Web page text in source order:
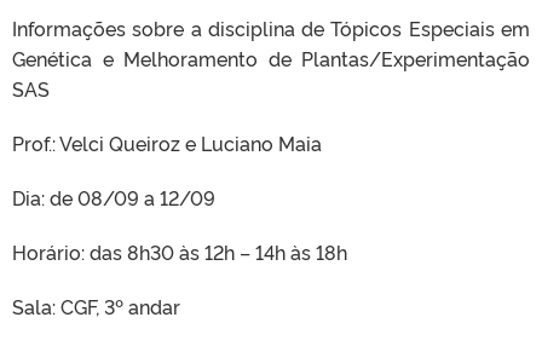
Informações sobre a disciplina de Tópicos Especiais em
Genética e Melhoramento de Plantas/Experimentação
SAS
Prof.: Velci Queiroz e Luciano Maia
Dia: de 08/09 a 12/09
Horário: das 8h30 às 12h – 14h às 18h
Sala: CGF, 3º andar